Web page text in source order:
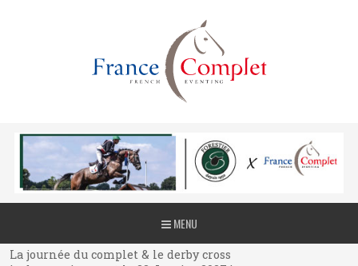
MENU
La journée du complet & le derby cross
indoor reviennent le 23 Janvier 2027 !
La journée du complet & le derby cross